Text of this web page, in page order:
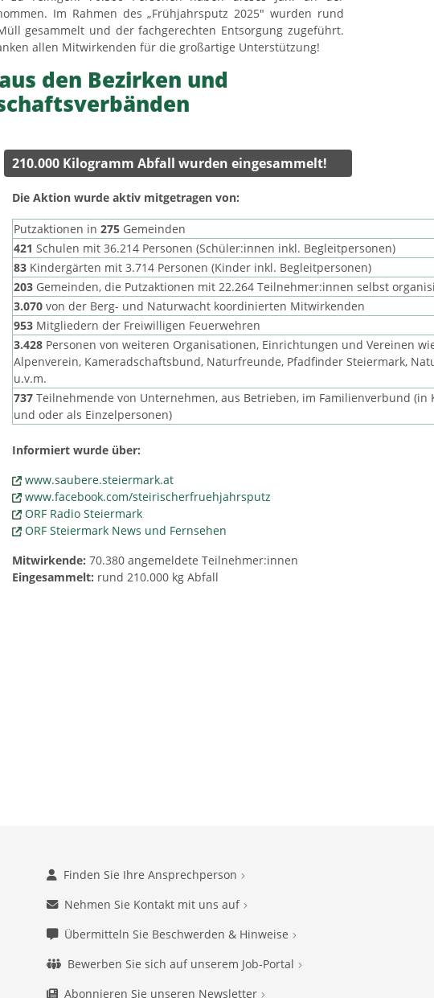
Im Rahmen des „Frühjahrsputz 2025" wurden rund
gesammelt und der fachgerechten Entsorgung zugeführt.
allen Mitwirkenden für die großartige Unterstützung!
den Bezirken und
210.000 Kilogramm Abfall wurden eingesammelt!
Die Aktion wurde aktiv mitgetragen von:
Putzaktionen in 275 Gemeinden
421Schulen mit 36.214 Personen (Schüler:innen inkl. Begleitpersonen)
83 Kindergärten mit 3.714 Personen (Kinder inkl. Begleitpersonen)
203 Gemeinden, die Putzaktionen mit 22.264 Teilnehmer:innen selbst
3.070von der Berg- und Naturwacht koordinierten Mitwirkenden
953 Mitgliedern der Freiwilligen Feuerwehren
3.428 Personen von weiteren Organisationen, Einrichtungen und Vereinen
Alpenverein, Kameradschaftsbund, Naturfreunde, Pfadfinder Steiermark,
u.v.m.
737Teilnehmende von Unternehmen, aus Betrieben, im Familienverbund (in
und oder als Einzelpersonen)
Informiert wurde über:
www.saubere.steiermark.at
www.facebook.com/steirischerfruehjahrsputz
ORF Radio Steiermark
ORF Steiermark News und Fernsehen
Mitwirkende: 70.380 angemeldete Teilnehmer:innen
Eingesammelt: rund 210.000 kg Abfall
Finden Sie Ihre Ansprechperson
Nehmen Sie Kontakt mit uns auf
Übermitteln Sie Beschwerden & Hinweise
Bewerben Sie sich auf unserem Job-Portal
Abonnieren Sie unseren Newsletter